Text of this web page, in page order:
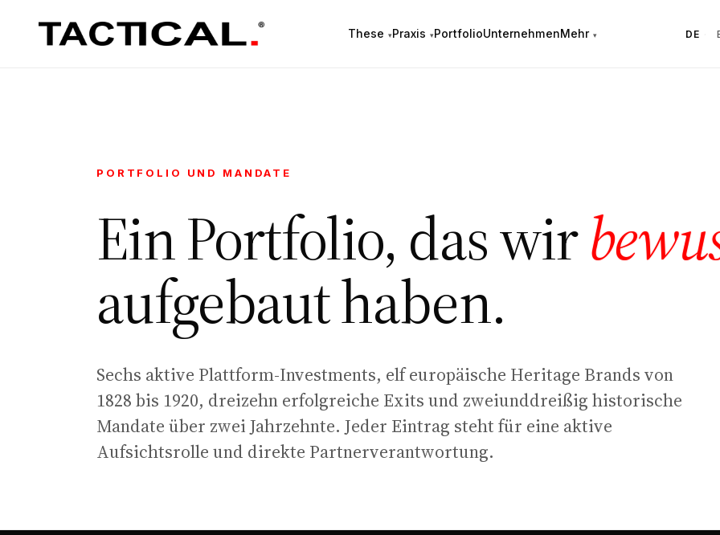
These Praxis PortfolioUnternehmenMehr DE
PORTFOLIO UND MANDATE
Ein Portfolio, das wir
aufgebaut haben.
Sechs aktive Plattform-Investments, elf europäische Heritage Brands von
1828 bis 1920, dreizehn erfolgreiche Exits und zweiunddreißig historische
Mandate über zwei Jahrzehnte. Jeder Eintrag steht für eine aktive
Aufsichtsrolle und direkte Partnerverantwortung.